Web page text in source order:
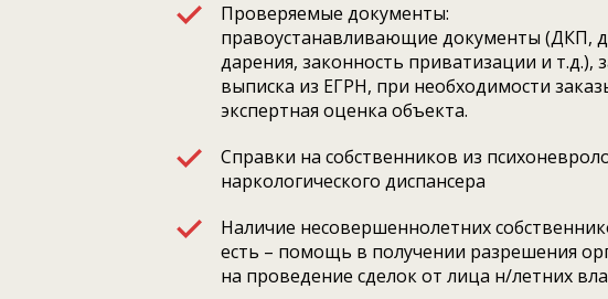
Проверяемые документы:
правоустанавливающие документы (ДКП,
дарения, законность приватизации и т.д.),
выписка из ЕГРН, при необходимости
экспертная оценка объекта.
Справки на собственников из
наркологического диспансера
Наличие несовершеннолетних
есть – помощь в получении разрешения
на проведение сделок от лица н/летних